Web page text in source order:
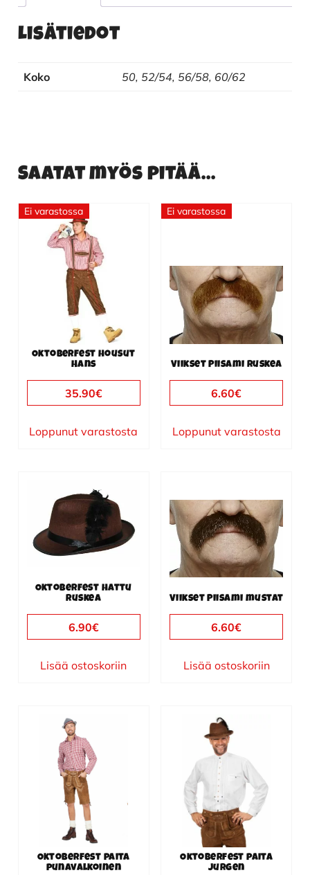
Lisätiedot
Koko 50, 52/54, 56/58, 60/62
Saatat myös pitää...
Ei varastossa
Oktoberfest housut
Hans
35.90€
Loppunut varastosta
Tällä
tuotteella
useampi
muunnelma.
sivulla.
Ei varastossa
Viikset Piisami ruskea
6.60€
Loppunut varastosta
Oktoberfest hattu
ruskea
6.90€
Lisää ostoskoriin
Viikset Piisami mustat
6.60€
Lisää ostoskoriin
Oktoberfest paita
punavalkoinen
tuotteella
useampi
muunnelma.
tuotteen
Oktoberfest paita
Jurgen
tuotteella
useampi
muunnelma.
Voit
tehdä
valinnat
tuotteen